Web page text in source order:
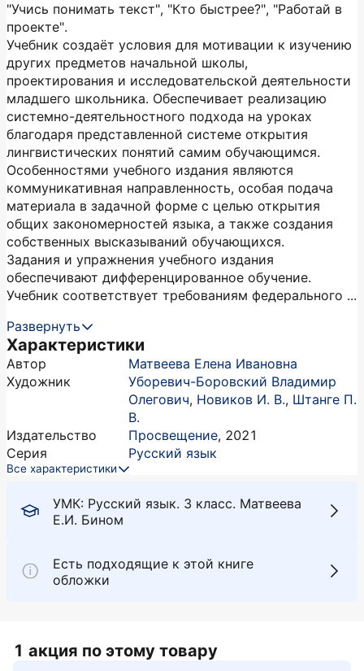
УМК: Русский язык. 3 класс. Матвеева
Е.И. Бином
Есть подходящие к этой книге
обложки
"Учись понимать текст", "Кто быстрее?", "Работай в
проекте".
Учебник создаёт условия для мотивации к изучению
других предметов начальной школы,
проектирования и исследовательской деятельности
младшего школьника. Обеспечивает реализацию
системно-деятельностного подхода на уроках
благодаря представленной системе открытия
лингвистических понятий самим обучающимся.
Особенностями учебного издания являются
коммуникативная направленность, особая подача
материала в задачной форме с целью открытия
общих закономерностей языка, а также создания
собственных высказываний обучающихся.
Задания и упражнения учебного издания
обеспечивают дифференцированное обучение.
Учебник соответствует требованиям федерального ...
Развернуть
Характеристики
Автор
Матвеева Елена Ивановна
Художник
Уборевич-Боровский Владимир
Олегович, Новиков И. В., Штанге П.
В.
Издательство
Просвещение, 2021
Серия
Русский язык
Все характеристики
1 акция по этому товару